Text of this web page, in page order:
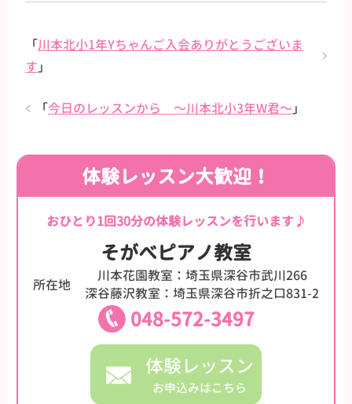
「川本北小1年Yちゃんご入会ありがとうございま
す 」
「今日のレッスンから 〜川本北小3年W君〜 」
体験レッスン大歓迎！
おひとり1回30分の体験レッスンを行います♪
そがべピアノ教室
所在地
川本花園教室：埼玉県深谷市武川266
深谷藤沢教室：埼玉県深谷市折之口831-2
048-572-3497
体験レッスン
お申込みはこちら